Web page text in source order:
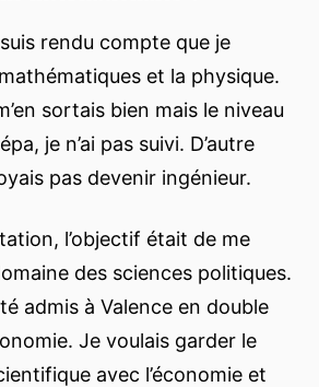
rendu compte que je
et la physique.
sortais bien mais le niveau
je n’ai pas suivi. D’autre
pas devenir ingénieur.
l’objectif était de me
des sciences politiques.
admis à Valence en double
Je voulais garder le
avec l’économie et